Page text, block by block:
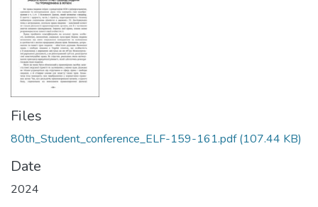
Files
80th_Student_conference_ELF-159-161.pdf(107.44 KB)
Date
2024